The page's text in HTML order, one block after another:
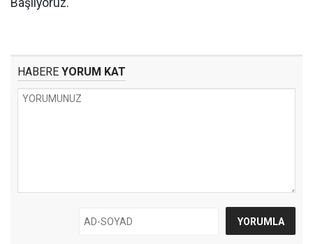
Başlıyoruz.
HABERE YORUM KAT